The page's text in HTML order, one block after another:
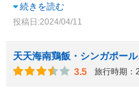
続きを読む
投稿日:2024/04/11
天天海南鶏飯・シンガポー
3.5
旅行時期：